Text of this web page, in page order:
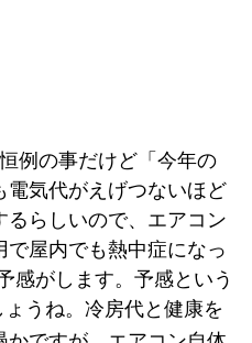
例の事だけど「今年の
電気代がえげつないほど
るらしいので、エアコン
で屋内でも熱中症になっ
感がします。予感という
うね。冷房代と健康を